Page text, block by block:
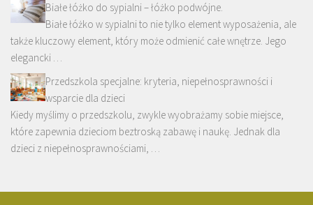
Białe łóżko do sypialni – łóżko podwójne.
Białe łóżko w sypialni to nie tylko element wyposażenia, ale
także kluczowy element, który może odmienić całe wnętrze. Jego
elegancki …
Przedszkola specjalne: kryteria, niepełnosprawności i
wsparcie dla dzieci
Kiedy myślimy o przedszkolu, zwykle wyobrażamy sobie miejsce,
które zapewnia dzieciom beztroską zabawę i naukę. Jednak dla
dzieci z niepełnosprawnościami, …